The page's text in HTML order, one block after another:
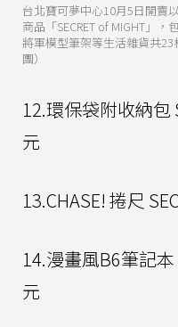
台北寶可夢中心10月5日開賣
商品「SECRET of MIGHT」
將軍模型筆架等生活雜貨共
團）
12.環保袋附收納包
元
13.CHASE! 捲尺
14.漫畫風B6筆記本
元